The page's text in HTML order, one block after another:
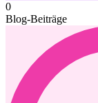
0
Blog-Beiträge